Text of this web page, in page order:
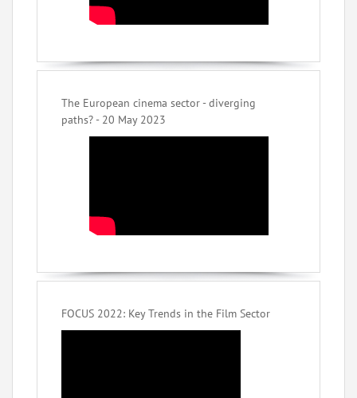
The European cinema sector - diverging
paths? - 20 May 2023
FOCUS 2022: Key Trends in the Film Sector